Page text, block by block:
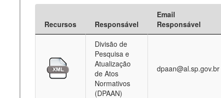
Deputados Estaduais
Legislação
Recursos Responsável
Email
Responsável
Divisão de
Pesquisa e
Atualização
de Atos
Normativos
(DPAAN)
dpaan@al.sp.gov.br